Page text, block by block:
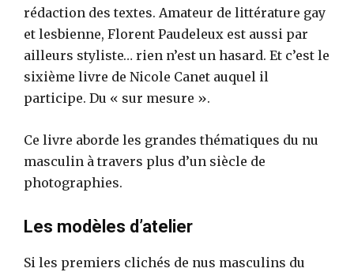
rédaction des textes. Amateur de littérature gay
et lesbienne, Florent Paudeleux est aussi par
ailleurs styliste… rien n’est un hasard. Et c’est le
sixième livre de Nicole Canet auquel il
participe. Du « sur mesure ».
Ce livre aborde les grandes thématiques du nu
masculin à travers plus d’un siècle de
photographies.
Les modèles d’atelier
Si les premiers clichés de nus masculins du